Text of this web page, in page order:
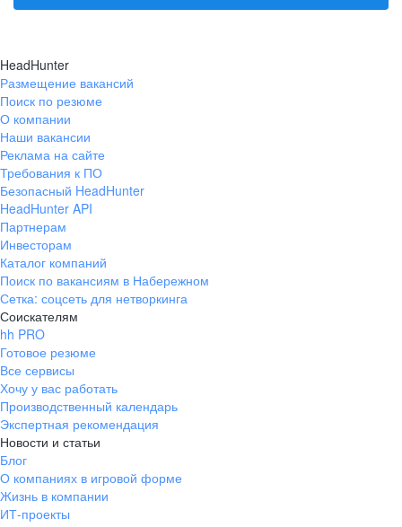
HeadHunter
Размещение вакансий
Поиск по резюме
О компании
Наши вакансии
Реклама на сайте
Требования к ПО
Безопасный HeadHunter
HeadHunter API
Партнерам
Инвесторам
Каталог компаний
Поиск по вакансиям в Набережном
Сетка: соцсеть для нетворкинга
Соискателям
hh PRO
Готовое резюме
Все сервисы
Хочу у вас работать
Производственный календарь
Экспертная рекомендация
Новости и статьи
Блог
О компаниях в игровой форме
Жизнь в компании
ИТ-проекты